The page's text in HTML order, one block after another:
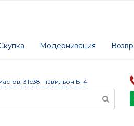
Модернизация
31с38, павильон Б-4